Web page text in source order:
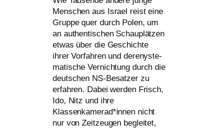
Menschen aus Israel reist eine
Gruppe quer durch Polen, um
an authen­ti­schen Schauplätzen
etwas über die Geschichte
ihrer Vorfahren und dere­nys­te­
ma­ti­sche Vernichtung durch die
deut­schen NS-Besatzer zu
erfah­ren. Dabei wer­den Frisch,
Ido, Nitz und ihre
Klassenkamerad*innen nicht
nur von Zeitzeugen beglei­tet,